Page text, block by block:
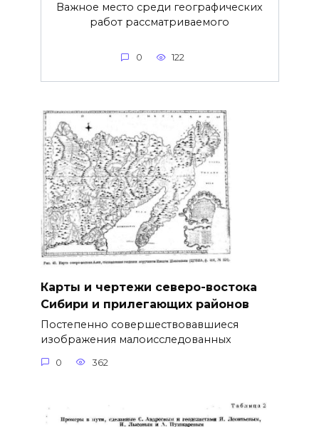
Важное место среди географических
работ рассматриваемого
0 122
Карты и чертежи северо-востока
Сибири и прилегающих районов
Постепенно совершествовавшиеся
изображения малоисследованных
0 362